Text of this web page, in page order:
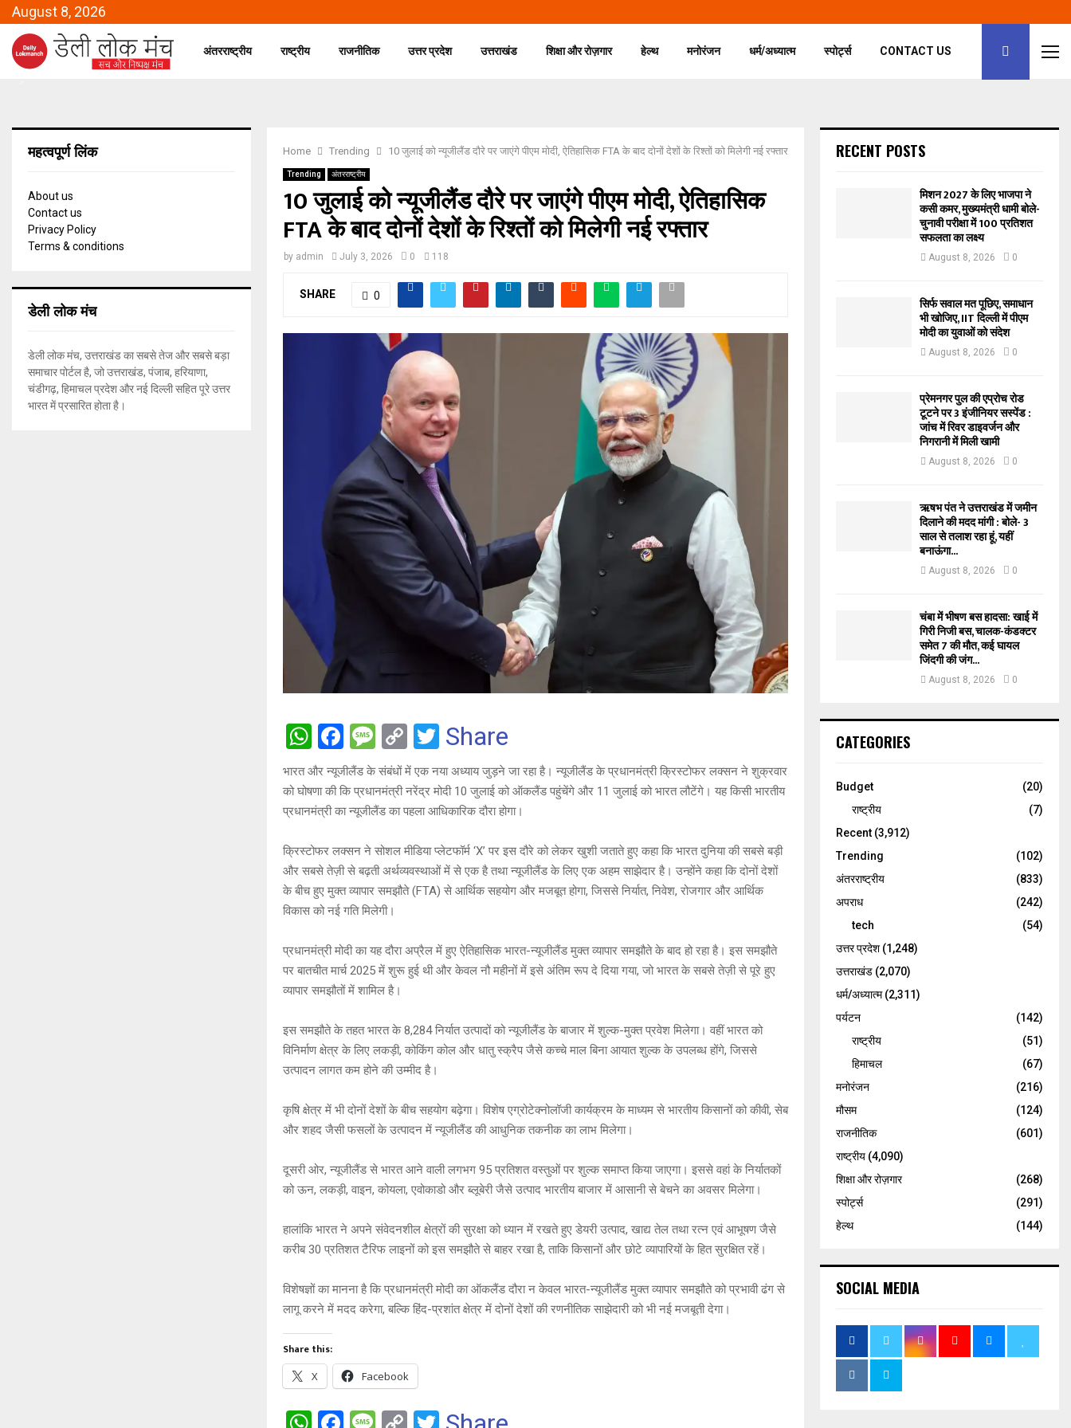
August 8, 2026
अंतरराष्ट्रीय राष्ट्रीय राजनीतिक उत्तर प्रदेश उत्तराखंड शिक्षा और रोज़गार हेल्थ मनोरंजन धर्म/अध्यात्म स्पोर्ट्स CONTACT US
Home Trending 10 जुलाई को न्यूजीलैंड दौरे पर जाएंगे पीएम मोदी, ऐतिहासिक FTA के बाद दोनों देशों के रिश्तों को मिलेगी नई रफ्तार
Trending अंतरराष्ट्रीय
10 जुलाई को न्यूजीलैंड दौरे पर जाएंगे पीएम मोदी, ऐतिहासिक
FTA के बाद दोनों देशों के रिश्तों को मिलेगी नई रफ्तार
by admin July 3, 2026 0 118
SHARE 0
W
h
at
s
A
p
p
F
a
ce
b
o
k
M
es
s
a
g
e
C
o
py
Li
n
k
T
wi
tt
er
Share
भारत और न्यूजीलैंड के संबंधों में एक नया अध्याय जुड़ने जा रहा है। न्यूजीलैंड के प्रधानमंत्री क्रिस्टोफर लक्सन ने शुक्रवार
को घोषणा की कि प्रधानमंत्री नरेंद्र मोदी 10 जुलाई को ऑकलैंड पहुंचेंगे और 11 जुलाई को भारत लौटेंगे। यह किसी भारतीय
प्रधानमंत्री का न्यूजीलैंड का पहला आधिकारिक दौरा होगा।
क्रिस्टोफर लक्सन ने सोशल मीडिया प्लेटफॉर्म ‘X’ पर इस दौरे को लेकर खुशी जताते हुए कहा कि भारत दुनिया की सबसे बड़ी
और सबसे तेज़ी से बढ़ती अर्थव्यवस्थाओं में से एक है तथा न्यूजीलैंड के लिए एक अहम साझेदार है। उन्होंने कहा कि दोनों देशों
के बीच हुए मुक्त व्यापार समझौते (FTA) से आर्थिक सहयोग और मजबूत होगा, जिससे निर्यात, निवेश, रोजगार और आर्थिक
विकास को नई गति मिलेगी।
प्रधानमंत्री मोदी का यह दौरा अप्रैल में हुए ऐतिहासिक भारत-न्यूजीलैंड मुक्त व्यापार समझौते के बाद हो रहा है। इस समझौते
पर बातचीत मार्च 2025 में शुरू हुई थी और केवल नौ महीनों में इसे अंतिम रूप दे दिया गया, जो भारत के सबसे तेज़ी से पूरे हुए
व्यापार समझौतों में शामिल है।
इस समझौते के तहत भारत के 8,284 निर्यात उत्पादों को न्यूजीलैंड के बाजार में शुल्क-मुक्त प्रवेश मिलेगा। वहीं भारत को
विनिर्माण क्षेत्र के लिए लकड़ी, कोकिंग कोल और धातु स्क्रैप जैसे कच्चे माल बिना आयात शुल्क के उपलब्ध होंगे, जिससे
उत्पादन लागत कम होने की उम्मीद है।
कृषि क्षेत्र में भी दोनों देशों के बीच सहयोग बढ़ेगा। विशेष एग्रोटेक्नोलॉजी कार्यक्रम के माध्यम से भारतीय किसानों को कीवी, सेब
और शहद जैसी फसलों के उत्पादन में न्यूजीलैंड की आधुनिक तकनीक का लाभ मिलेगा।
दूसरी ओर, न्यूजीलैंड से भारत आने वाली लगभग 95 प्रतिशत वस्तुओं पर शुल्क समाप्त किया जाएगा। इससे वहां के निर्यातकों
को ऊन, लकड़ी, वाइन, कोयला, एवोकाडो और ब्लूबेरी जैसे उत्पाद भारतीय बाजार में आसानी से बेचने का अवसर मिलेगा।
हालांकि भारत ने अपने संवेदनशील क्षेत्रों की सुरक्षा को ध्यान में रखते हुए डेयरी उत्पाद, खाद्य तेल तथा रत्न एवं आभूषण जैसे
करीब 30 प्रतिशत टैरिफ लाइनों को इस समझौते से बाहर रखा है, ताकि किसानों और छोटे व्यापारियों के हित सुरक्षित रहें।
विशेषज्ञों का मानना है कि प्रधानमंत्री मोदी का ऑकलैंड दौरा न केवल भारत-न्यूजीलैंड मुक्त व्यापार समझौते को प्रभावी ढंग से
लागू करने में मदद करेगा, बल्कि हिंद-प्रशांत क्षेत्र में दोनों देशों की रणनीतिक साझेदारी को भी नई मजबूती देगा।
Share this:
X Facebook
महत्वपूर्ण लिंक
About us
Contact us
Privacy Policy
Terms & conditions
डेली लोक मंच
डेली लोक मंच, उत्तराखंड का सबसे तेज और सबसे बड़ा
समाचार पोर्टल है, जो उत्तराखंड, पंजाब, हरियाणा,
चंडीगढ़, हिमाचल प्रदेश और नई दिल्ली सहित पूरे उत्तर
भारत में प्रसारित होता है।
RECENT POSTS
मिशन 2027 के लिए भाजपा ने
कसी कमर, मुख्यमंत्री धामी बोले-
चुनावी परीक्षा में 100 प्रतिशत
सफलता का लक्ष्य
August 8, 2026 0
सिर्फ सवाल मत पूछिए, समाधान
भी खोजिए, IIT दिल्ली में पीएम
मोदी का युवाओं को संदेश
August 8, 2026 0
प्रेमनगर पुल की एप्रोच रोड
टूटने पर 3 इंजीनियर सस्पेंड :
जांच में रिवर डाइवर्जन और
निगरानी में मिली खामी
August 8, 2026 0
ऋषभ पंत ने उत्तराखंड में जमीन
दिलाने की मदद मांगी : बोले- 3
साल से तलाश रहा हूं, यहीं
बनाऊंगा...
August 8, 2026 0
चंबा में भीषण बस हादसा: खाई में
गिरी निजी बस, चालक-कंडक्टर
समेत 7 की मौत, कई घायल
जिंदगी की जंग...
August 8, 2026 0
CATEGORIES
Budget
(20)
राष्ट्रीय
(7)
Recent (3,912)
Trending
(102)
अंतरराष्ट्रीय
(833)
अपराध
(242)
tech
(54)
उत्तर प्रदेश(1,248)
उत्तराखंड (2,070)
धर्म/अध्यात्म(2,311)
पर्यटन
(142)
राष्ट्रीय
(51)
हिमाचल
(67)
मनोरंजन
(216)
मौसम
(124)
राजनीतिक
(601)
राष्ट्रीय (4,090)
शिक्षा और रोज़गार
(268)
स्पोर्ट्स
(291)
हेल्थ
(144)
SOCIAL MEDIA